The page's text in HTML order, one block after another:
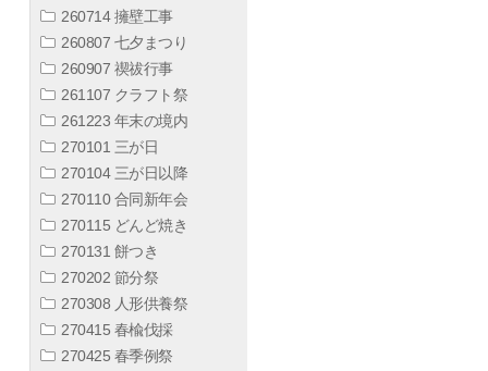
260714 擁壁工事
260807 七夕まつり
260907 禊祓行事
261107 クラフト祭
261223 年末の境内
270101 三が日
270104 三が日以降
270110 合同新年会
270115 どんど焼き
270131 餅つき
270202 節分祭
270308 人形供養祭
270415 春楡伐採
270425 春季例祭